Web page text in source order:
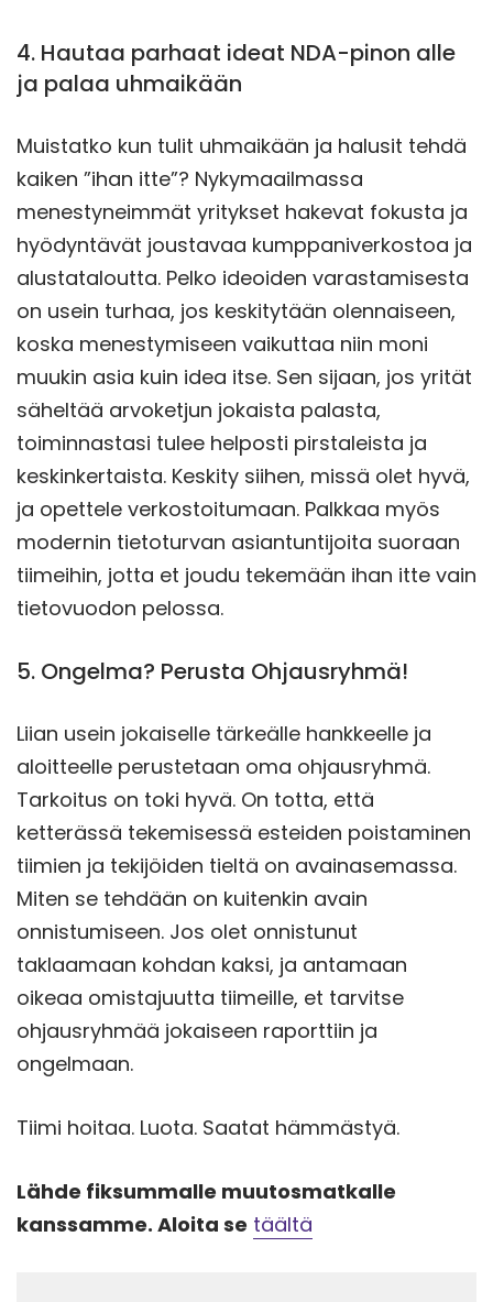
4. Hautaa parhaat ideat NDA-pinon alle
ja palaa uhmaikään
Muistatko kun tulit uhmaikään ja halusit tehdä
kaiken ”ihan itte”? Nykymaailmassa
menestyneimmät yritykset hakevat fokusta ja
hyödyntävät joustavaa kumppaniverkostoa ja
alustataloutta. Pelko ideoiden varastamisesta
on usein turhaa, jos keskitytään olennaiseen,
koska menestymiseen vaikuttaa niin moni
muukin asia kuin idea itse. Sen sijaan, jos yrität
säheltää arvoketjun jokaista palasta,
toiminnastasi tulee helposti pirstaleista ja
keskinkertaista. Keskity siihen, missä olet hyvä,
ja opettele verkostoitumaan. Palkkaa myös
modernin tietoturvan asiantuntijoita suoraan
tiimeihin, jotta et joudu tekemään ihan itte vain
tietovuodon pelossa.
5. Ongelma? Perusta Ohjausryhmä!
Liian usein jokaiselle tärkeälle hankkeelle ja
aloitteelle perustetaan oma ohjausryhmä.
Tarkoitus on toki hyvä. On totta, että
ketterässä tekemisessä esteiden poistaminen
tiimien ja tekijöiden tieltä on avainasemassa.
Miten se tehdään on kuitenkin avain
onnistumiseen. Jos olet onnistunut
taklaamaan kohdan kaksi, ja antamaan
oikeaa omistajuutta tiimeille, et tarvitse
ohjausryhmää jokaiseen raporttiin ja
ongelmaan.
Tiimi hoitaa. Luota. Saatat hämmästyä.
Lähde fiksummalle muutosmatkalle
kanssamme. Aloita se täältä